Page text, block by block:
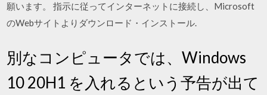
願います。 指示に従ってインターネットに接続し、Microsoft
のWebサイトよりダウンロード・インストール.
別なコンピュータでは、Windows
10 20H1 を入れるという予告が出て